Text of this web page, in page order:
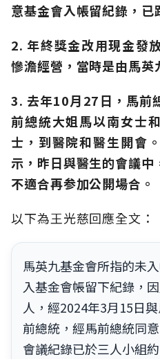
意基金會入帳留紀錄，已
2. 年終獎金改用現金發
慘澹經營，當時是由馬英
3. 去年10月27日，馬前
前總統大姐馬以南女士
士，到醫院和醫生開會
示，昨日與醫生的會議
不適合再参加公開場合。
以下為王光慈回應全文：
馬英九基金會所指的未
入基金會帳留下紀錄，
人，經2024年3月15日
前總統，經馬前總統同
會議紀錄已於三人小組